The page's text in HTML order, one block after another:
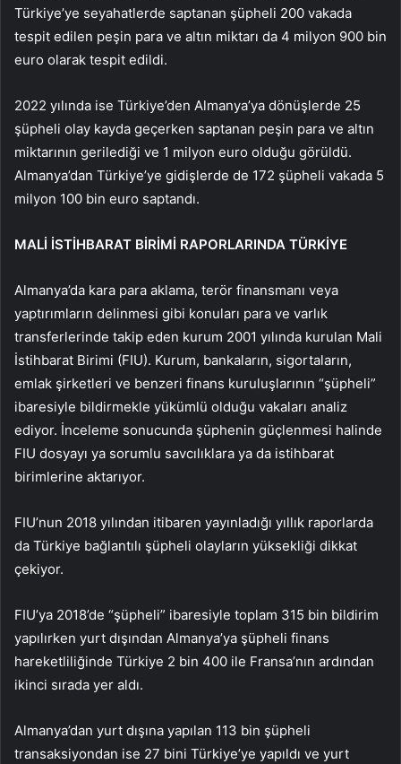
Türkiye’ye seyahatlerde saptanan şüpheli 200 vakada
tespit edilen peşin para ve altın miktarı da 4 milyon 900 bin
euro olarak tespit edildi.
2022 yılında ise Türkiye’den Almanya’ya dönüşlerde 25
şüpheli olay kayda geçerken saptanan peşin para ve altın
miktarının gerilediği ve 1 milyon euro olduğu görüldü.
Almanya’dan Türkiye’ye gidişlerde de 172 şüpheli vakada 5
milyon 100 bin euro saptandı.
MALİ İSTİHBARAT BİRİMİ RAPORLARINDA TÜRKİYE
Almanya’da kara para aklama, terör finansmanı veya
yaptırımların delinmesi gibi konuları para ve varlık
transferlerinde takip eden kurum 2001 yılında kurulan Mali
İstihbarat Birimi (FIU). Kurum, bankaların, sigortaların,
emlak şirketleri ve benzeri finans kuruluşlarının “şüpheli”
ibaresiyle bildirmekle yükümlü olduğu vakaları analiz
ediyor. İnceleme sonucunda şüphenin güçlenmesi halinde
FIU dosyayı ya sorumlu savcılıklara ya da istihbarat
birimlerine aktarıyor.
FIU’nun 2018 yılından itibaren yayınladığı yıllık raporlarda
da Türkiye bağlantılı şüpheli olayların yüksekliği dikkat
çekiyor.
FIU’ya 2018’de “şüpheli” ibaresiyle toplam 315 bin bildirim
yapılırken yurt dışından Almanya’ya şüpheli finans
hareketliliğinde Türkiye 2 bin 400 ile Fransa’nın ardından
ikinci sırada yer aldı.
Almanya’dan yurt dışına yapılan 113 bin şüpheli
transaksiyondan ise 27 bini Türkiye’ye yapıldı ve yurt